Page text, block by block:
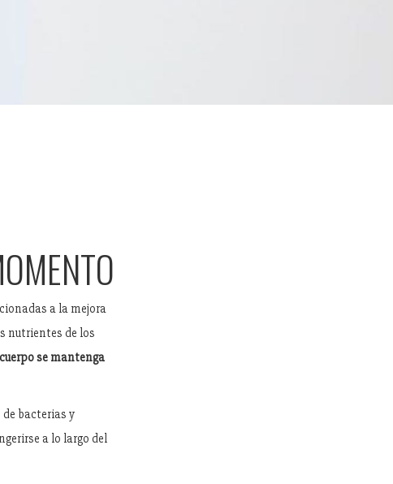
a la mejora
nutrientes de los
se mantenga
bacterias y
a lo largo del